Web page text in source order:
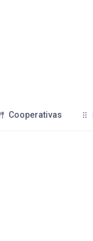
Cooperativas